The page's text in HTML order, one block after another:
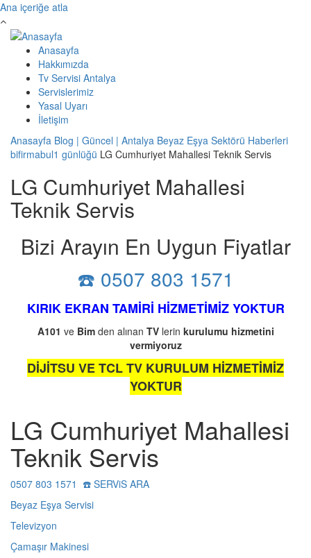
Ana içeriğe atla
Anasayfa
Hakkımızda
Tv Servisi Antalya
Servislerimiz
Yasal Uyarı
İletişim
Anasayfa Blog | Güncel | Antalya Beyaz Eşya Sektörü Haberleri
bifirmabul1 günlüğü LG Cumhuriyet Mahallesi Teknik Servis
LG Cumhuriyet Mahallesi
Teknik Servis
Bizi Arayın En Uygun Fiyatlar
☎️ 0507 803 1571
KIRIK EKRAN TAMİRİ HİZMETİMİZ YOKTUR
A101 ve Bimden alınan TVlerin kurulumu hizmetini
vermiyoruz
DİJİTSU VE TCL TV KURULUM HİZMETİMİZ
YOKTUR
LG Cumhuriyet Mahallesi
Teknik Servis
0507 803 1571 ☎️ SERViS ARA
Beyaz Eşya Servisi
Televizyon
Çamaşır Makinesi